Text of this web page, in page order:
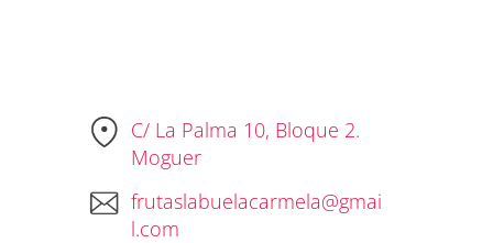
C/ La Palma 10, Bloque 2.
Moguer
frutaslabuelacarmela@gmai
l.com